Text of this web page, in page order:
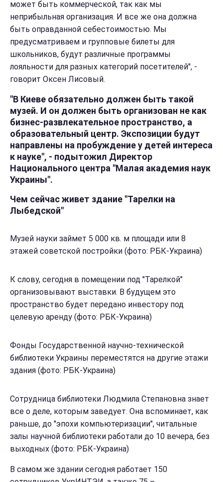
может быть коммерческой, так как мы
неприбыльная организация. И все же она должна
быть оправданной себестоимостью. Мы
предусматриваем и групповые билеты для
школьников, будут различные программы
лояльности для разных категорий посетителей", -
говорит Оксен Лисовый.
"В Киеве обязательно должен быть такой
музей. И он должен быть организован не как
бизнес-развлекательное пространство, а
образовательный центр. Экспозиции будут
направлены на пробуждение у детей интереса
к науке", - подытожил Директор
Национального центра "Малая академия наук
Украины".
Чем сейчас живет здание "Тарелки на
Лыбедской"
Музей науки займет 5 000 кв. м площади или 8
этажей советской постройки (фото: РБК-Украина)
К слову, сегодня в помещении под "Тарелкой"
организовывают выставки. В будущем это
пространство будет передано инвестору под
целевую аренду (фото: РБК-Украина)
Фонды Государственной научно-технической
библиотеки Украины переместятся на другие этажи
здания (фото: РБК-Украина)
Сотрудница библиотеки Людмила Степановна знает
все о деле, которым заведует. Она вспоминает, как
раньше, до "эпохи компьютеризации", читальные
залы научной библиотеки работали до 10 вечера, без
выходных (фото: РБК-Украина)
В самом же здании сегодня работает 150